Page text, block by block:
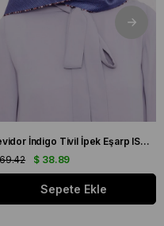
Levidor İndigo Tivil İpek Eşarp IST 10801 - 3 Karışık Desen
$ 38.89
Sepete Ekle